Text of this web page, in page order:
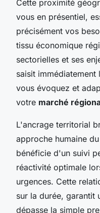
Cette proximité
vous en présentiel,
précisément vos
tissu économique
sectorielles et ses
saisit
vous évoquez et
votre marché
L'ancrage territorial
approche humaine
bénéficie d'un suivi
réactivité optimale
urgences. Cette
sur la durée, garantit
dépasse la simple